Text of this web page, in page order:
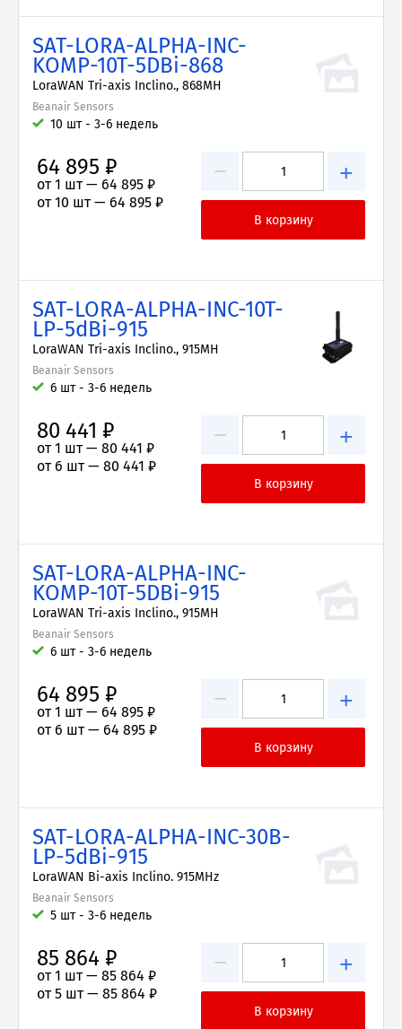
SAT-LORA-ALPHA-INC-
KOMP-10T-5DBi-868
LoraWAN Tri-axis Inclino., 868MH
Beanair Sensors
10 шт - 3-6 недель
− +
64 895 ₽
от 1 шт — 64 895 ₽
от 10 шт — 64 895 ₽
SAT-LORA-ALPHA-INC-10T-
LP-5dBi-915
LoraWAN Tri-axis Inclino., 915MH
Beanair Sensors
6 шт - 3-6 недель
− +
80 441 ₽
от 1 шт — 80 441 ₽
от 6 шт — 80 441 ₽
SAT-LORA-ALPHA-INC-
KOMP-10T-5DBi-915
LoraWAN Tri-axis Inclino., 915MH
Beanair Sensors
6 шт - 3-6 недель
− +
64 895 ₽
от 1 шт — 64 895 ₽
от 6 шт — 64 895 ₽
SAT-LORA-ALPHA-INC-30B-
LP-5dBi-915
LoraWAN Bi-axis Inclino. 915MHz
Beanair Sensors
5 шт - 3-6 недель
− +
85 864 ₽
от 1 шт — 85 864 ₽
от 5 шт — 85 864 ₽